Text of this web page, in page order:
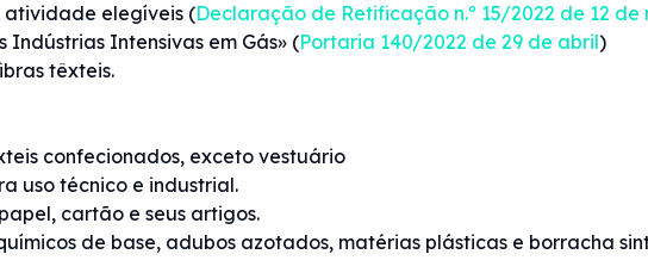
elegíveis (Declaração de Retificação n.º 15/2022 de 12 de
Indústrias Intensivas em Gás» (Portaria 140/2022 de 29 de abril)
têxteis.
confecionados, exceto vestuário
uso técnico e industrial.
cartão e seus artigos.
de base, adubos azotados, matérias plásticas e borracha